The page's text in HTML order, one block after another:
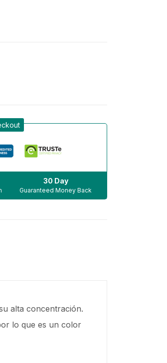
30 Day
Guaranteed Money Back
alta concentración.
lo que es un color